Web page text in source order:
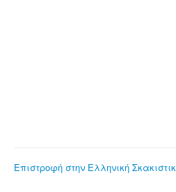
Επιστροφή στην Ελληνική